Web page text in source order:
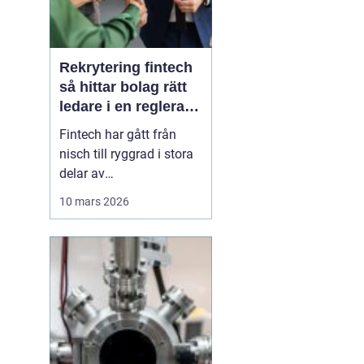
Rekrytering fintech
så hittar bolag rätt
ledare i en reglerad
tillväxtbransch
Fintech har gått från
nisch till ryggrad i stora
delar av
banker och skapar helt
nya affärsmodeller.
Samtidigt ökar kraven
från både kunder,
investerare och
myndigheter. I den här
10 mars 2026